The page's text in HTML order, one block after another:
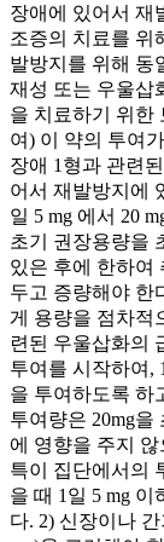
장애에 있어서 재
조증의 치료를 위
발방지를 위해 동
재성 또는 우울삽
을 치료하기 위한
여) 이 약의 투여
장애 1형과 관련
어서 재발방지에
일 5 mg 에서 20
초기 권장용량을
있은 후에 한하여
두고 증량해야 한
게 용량을 점차적
련된 우울삽화의
투여를 시작하여,
을 투여하도록 하
투여량은 20mg
에 영향을 주지
특이 집단에서의
을 때 1일 5 mg
다. 2) 신장이나